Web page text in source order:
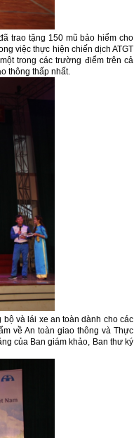
trao tặng 150 mũ bảo hiểm cho
việc thực hiện chiến dịch ATGT
trong các trường điểm trên cả
thông thấp nhất.
và lái xe an toàn dành cho các
về An toàn giao thông và Thực
của Ban giám khảo, Ban thư ký